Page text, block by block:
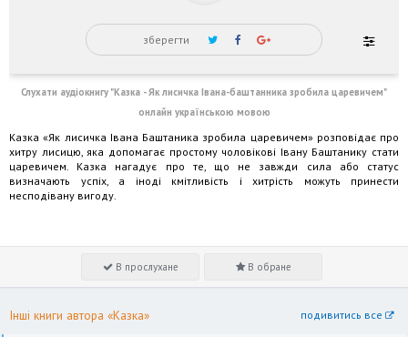
зберегти
Слухати аудіокнигу "Казка - Як лисичка Івана-баштанника зробила царевичем"
онлайн українською мовою
Казка «Як лисичка Івана Баштаника зробила царевичем» розповідає про
хитру лисицю, яка допомагає простому чоловікові Івану Баштанику стати
царевичем. Казка нагадує про те, що не завжди сила або статус
визначають успіх, а іноді кмітливість і хитрість можуть принести
несподівану вигоду.
В прослухане В обране
Інші книги автора «Казка» подивитись все